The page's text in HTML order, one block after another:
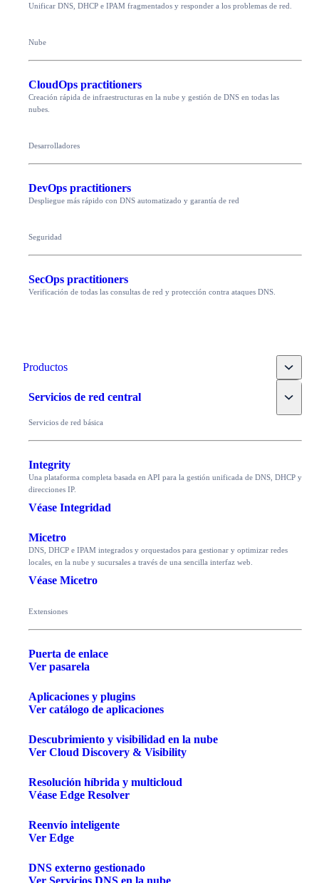
Unificar DNS, DHCP e IPAM fragmentados y responder a los problemas de red.
Nube
CloudOps practitioners
Creación rápida de infraestructuras en la nube y gestión de DNS en todas las
nubes.
Desarrolladores
DevOps practitioners
Despliegue más rápido con DNS automatizado y garantía de red
Seguridad
SecOps practitioners
Verificación de todas las consultas de red y protección contra ataques DNS.
Productos Toggle
Servicios de red central Toggle
Servicios de red básica
Integrity
Una plataforma completa basada en API para la gestión unificada de DNS, DHCP y
direcciones IP.
Véase Integridad
Micetro
DNS, DHCP e IPAM integrados y orquestados para gestionar y optimizar redes
locales, en la nube y sucursales a través de una sencilla interfaz web.
Véase Micetro
Extensiones
Puerta de enlace
Ver pasarela
Aplicaciones y plugins
Ver catálogo de aplicaciones
Descubrimiento y visibilidad en la nube
Ver Cloud Discovery & Visibility
Resolución híbrida y multicloud
Véase Edge Resolver
Reenvío inteligente
Ver Edge
DNS externo gestionado
Ver Servicios DNS en la nube